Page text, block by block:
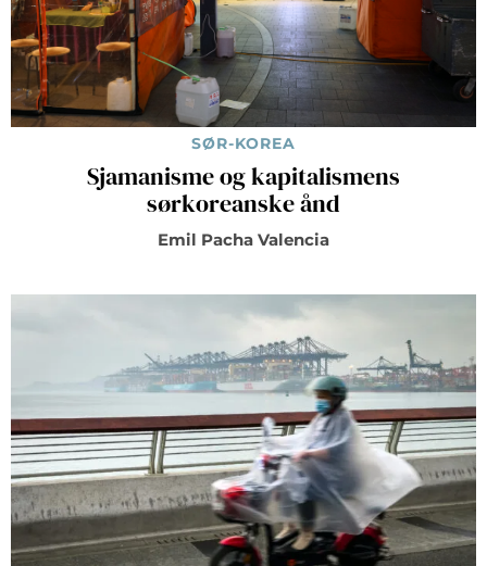
SØR-KOREA
Sjamanisme og kapitalismens
sørkoreanske ånd
Emil Pacha Valencia